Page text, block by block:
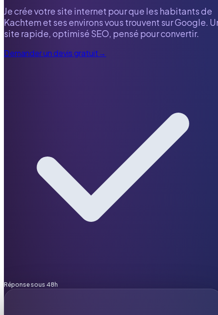
Je crée votre site internet pour que les habitants de
Kachtem et ses environs vous trouvent sur Google.
site rapide, optimisé SEO, pensé pour convertir.
Demander un devis gratuit→
Réponse sous 48h